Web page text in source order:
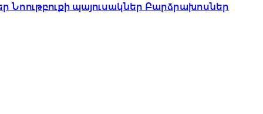
Նոութբուքի պայուսակներ Բարձրախոսներ